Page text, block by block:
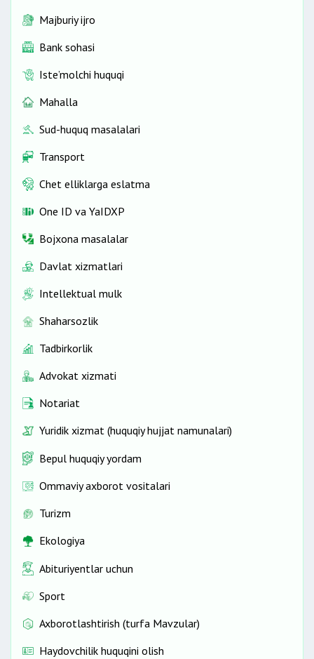
Majburiy ijro
Bank sohasi
Iste’molchi huquqi
Mahalla
Sud-huquq masalalari
Transport
Chet elliklarga eslatma
One ID vа YaIDXP
Bojxona masalalar
Davlat xizmatlari
Intellektual mulk
Shaharsozlik
Tadbirkorlik
Advokat xizmati
Notariat
Yuridik xizmat (huquqiy hujjat namunalari)
Bepul huquqiy yordam
Ommaviy axborot vositalari
Turizm
Ekologiya
Abituriyentlar uchun
Sport
Axborotlashtirish (turfa Mavzular)
Haydovchilik huquqini olish